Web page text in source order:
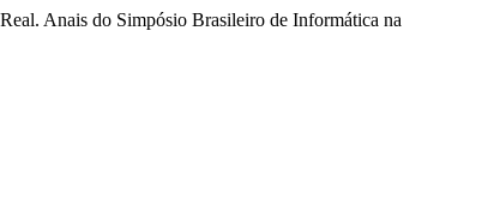
Anais do Simpósio Brasileiro de Informática na